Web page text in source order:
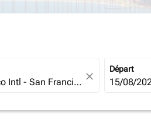
close
Départ
fc-
15/08/